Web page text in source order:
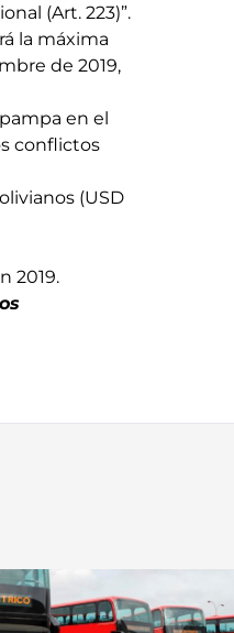
(Art. 223)”.
la máxima
de 2019,
en el
conflictos
(USD
2019.